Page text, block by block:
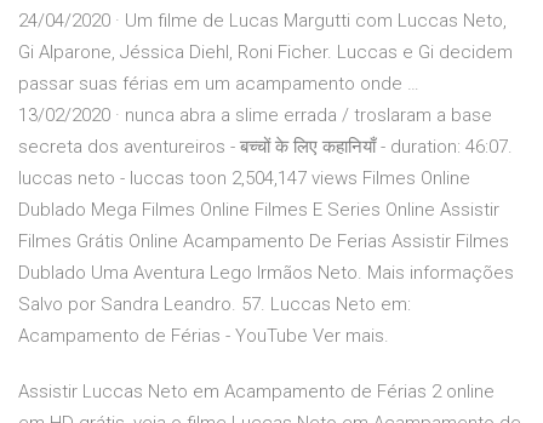
24/04/2020 · Um filme de Lucas Margutti com Luccas Neto,
Gi Alparone, Jéssica Diehl, Roni Ficher. Luccas e Gi decidem
passar suas férias em um acampamento onde …
13/02/2020 · nunca abra a slime errada / troslaram a base
secreta dos aventureiros - बच्चों के लिए कहानियाँ - duration: 46:07.
luccas neto - luccas toon 2,504,147 views Filmes Online
Dublado Mega Filmes Online Filmes E Series Online Assistir
Filmes Grátis Online Acampamento De Ferias Assistir Filmes
Dublado Uma Aventura Lego Irmãos Neto. Mais informações
Salvo por Sandra Leandro. 57. Luccas Neto em:
Acampamento de Férias - YouTube Ver mais.
Assistir Luccas Neto em Acampamento de Férias 2 online